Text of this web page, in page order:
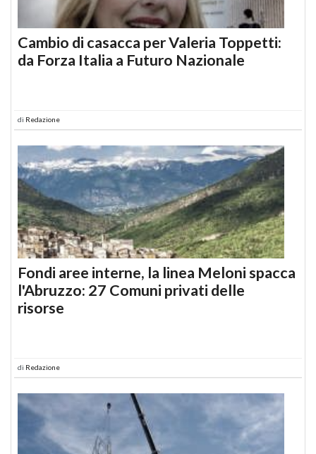
Cambio di casacca per Valeria Toppetti:
da Forza Italia a Futuro Nazionale
di Redazione
Fondi aree interne, la linea Meloni spacca
l'Abruzzo: 27 Comuni privati delle
risorse
di Redazione